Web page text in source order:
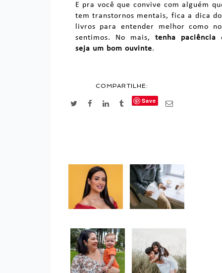
E pra você que convive com alguém
tem transtornos mentais, fica a dica
livros para entender melhor como
sentimos. No mais, tenha paciência
seja um bom ouvinte.
COMPARTILHE:
Save